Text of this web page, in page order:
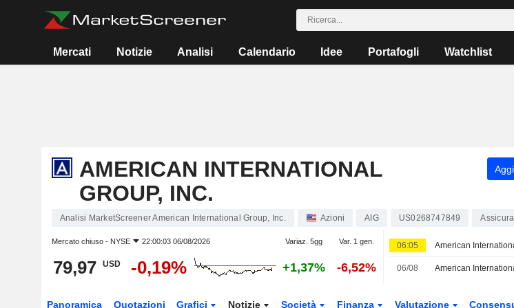
Mercati Notizie Analisi Calendario Idee Portafogli Watchlist
AMERICAN INTERNATIONAL
GROUP, INC.
Analisi MarketScreener American International Group, Inc. Azioni AIG US0268747849
Mercato chiuso - NYSE 22:00:03 06/08/2026 Variaz. 5gg Var. 1 gen.
79,97 USD -0,19% +1,37% -6,52%
06:05
06/08
Panoramica Quotazioni Grafici Notizie Società Finanza Valutazione